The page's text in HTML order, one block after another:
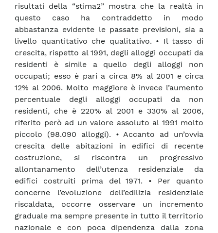
risultati della “stima2” mostra che la realtà in
questo caso ha contraddetto in modo
abbastanza evidente le passate previsioni, sia a
livello quantitativo che qualitativo. • Il tasso di
crescita, rispetto al 1991, degli alloggi occupati da
residenti è simile a quello degli alloggi non
occupati; esso è pari a circa 8% al 2001 e circa
12% al 2006. Molto maggiore è invece l’aumento
percentuale degli alloggi occupati da non
residenti, che è 220% al 2001 e 330% al 2006,
riferito però ad un valore assoluto al 1991 molto
piccolo (98.090 alloggi). • Accanto ad un’ovvia
crescita delle abitazioni in edifici di recente
costruzione, si riscontra un progressivo
allontanamento dell’utenza residenziale da
edifici costruiti prima del 1971. • Per quanto
concerne l’evoluzione dell’edilizia residenziale
riscaldata, occorre osservare un incremento
graduale ma sempre presente in tutto il territorio
nazionale e con poca dipendenza dalla zona